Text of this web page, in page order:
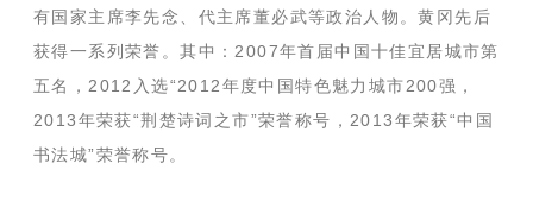
有国家主席李先念、代主席董必武等政治人物。黄冈先后
获得一系列荣誉。其中：2007年首届中国十佳宜居城市第
五名，2012入选“2012年度中国特色魅力城市200强，
2013年荣获“荆楚诗词之市”荣誉称号，2013年荣获“中国
书法城”荣誉称号。